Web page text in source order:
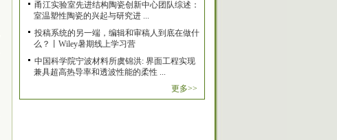
甬江实验室先进结构陶瓷创新中心团队综述：
室温塑性陶瓷的兴起与研究进 ...
投稿系统的另一端，编辑和审稿人到底在做什
么？丨Wiley暑期线上学习营
中国科学院宁波材料所虞锦洪: 界面工程实现
兼具超高热导率和透波性能的柔性 ...
更多>>